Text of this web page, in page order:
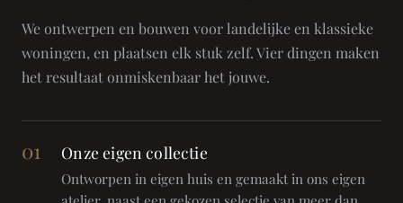
We ontwerpen en bouwen voor landelijke en klassieke
woningen, en plaatsen elk stuk zelf. Vier dingen maken
het resultaat onmiskenbaar het jouwe.
01 Onze eigen collectie
Ontworpen in eigen huis en gemaakt in ons eigen